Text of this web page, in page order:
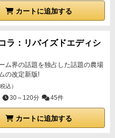
カートに追加する
ラ：リバイズドエディシ
ム界の話題を独占した話題の農場
の改定新版!
税込）
30～120分 45件
カートに追加する